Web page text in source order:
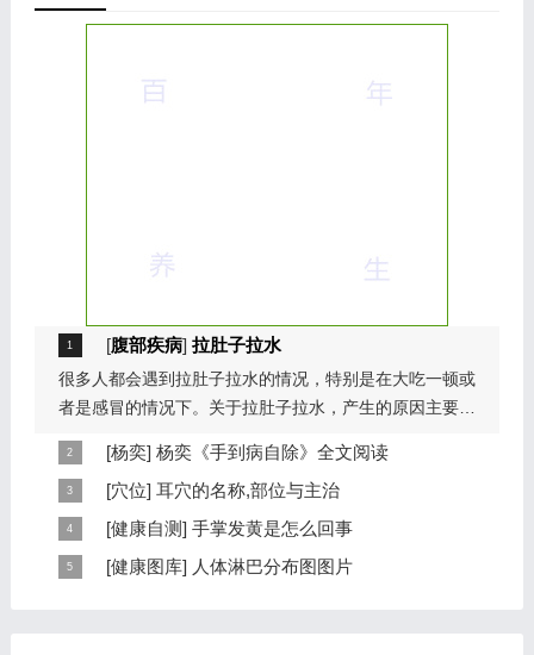
[腹部疾病] 拉肚子拉水
很多人都会遇到拉肚子拉水的情况，特别是在大吃一顿或
者是感冒的情况下。关于拉肚子拉水，产生的原因主要是
[杨奕] 杨奕《手到病自除》全文阅读
本页提供杨奕手到病自除全文阅读。包括完整目录、共计
6大章，66个小节的详细内容。涉及到全身的各个反射
区，以及自然疗法、反射区疗法、食疗等。另外...
[穴位] 耳穴的名称,部位与主治
耳穴在耳郭的分布有一定规律，耳穴在耳郭的分布犹如一
个倒置在子宫内的胎儿，头部朝下，臀部朝上。其分布的
规律是，与面颊相应的穴位在耳垂；与上肢相...
[健康自测] 手掌发黄是怎么回事
手掌发黄，一般是血管内血液不充盈或是皮肤营养不良的
[健康图库] 人体淋巴分布图图片